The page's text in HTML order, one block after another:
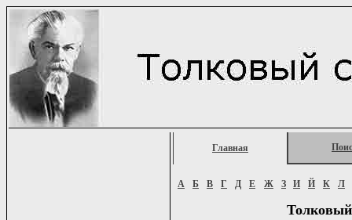
Главная
А Б В Г Д Е Ж З И Й К Л